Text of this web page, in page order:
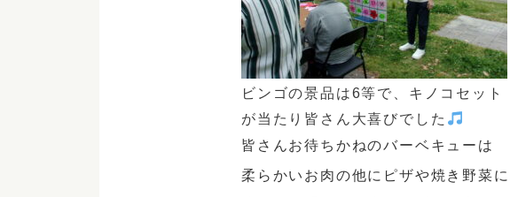
ビンゴの景品は6等で、キノコセット
が当たり皆さん大喜びでした
皆さんお待ちかねのバーベキューは
柔らかいお肉の他にピザや焼き野菜